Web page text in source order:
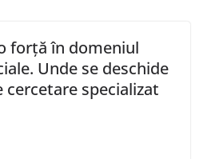
forță în domeniul
Unde se deschide
specializat